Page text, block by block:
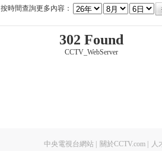
按時間查詢更多內容：
302 Found
CCTV_WebServer
中央電視台網站 關於CCTV.com 人